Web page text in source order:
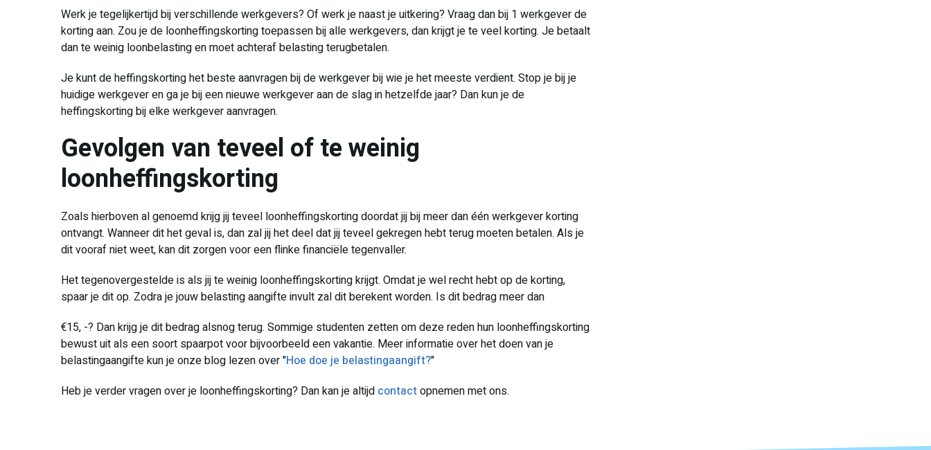
Werk je tegelijkertijd bij verschillende werkgevers? Of werk je naast je uitkering? Vraag dan bij 1 werkgever de
korting aan. Zou je de loonheffingskorting toepassen bij alle werkgevers, dan krijgt je te veel korting. Je betaalt
dan te weinig loonbelasting en moet achteraf belasting terugbetalen.
Je kunt de heffingskorting het beste aanvragen bij de werkgever bij wie je het meeste verdient. Stop je bij je
huidige werkgever en ga je bij een nieuwe werkgever aan de slag in hetzelfde jaar? Dan kun je de
heffingskorting bij elke werkgever aanvragen.
Gevolgen van teveel of te weinig
loonheffingskorting
Zoals hierboven al genoemd krijg jij teveel loonheffingskorting doordat jij bij meer dan één werkgever korting
ontvangt. Wanneer dit het geval is, dan zal jij het deel dat jij teveel gekregen hebt terug moeten betalen. Als je
dit vooraf niet weet, kan dit zorgen voor een flinke financiële tegenvaller.
Het tegenovergestelde is als jij te weinig loonheffingskorting krijgt. Omdat je wel recht hebt op de korting,
spaar je dit op. Zodra je jouw belasting aangifte invult zal dit berekent worden. Is dit bedrag meer dan
€15, -? Dan krijg je dit bedrag alsnog terug. Sommige studenten zetten om deze reden hun loonheffingskorting
bewust uit als een soort spaarpot voor bijvoorbeeld een vakantie. Meer informatie over het doen van je
belastingaangifte kun je onze blog lezen over "Hoe doe je belastingaangift?"
Heb je verder vragen over je loonheffingskorting? Dan kan je altijd contactopnemen met ons.